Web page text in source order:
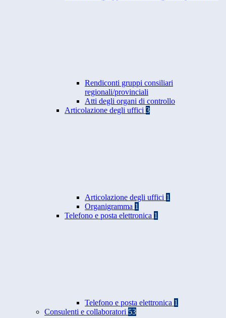
Rendiconti gruppi consiliari
regionali/provinciali
Atti degli organi di controllo
Articolazione degli uffici 3
Articolazione degli uffici 1
Organigramma 1
Telefono e posta elettronica 1
Telefono e posta elettronica 1
Consulenti e collaboratori 53